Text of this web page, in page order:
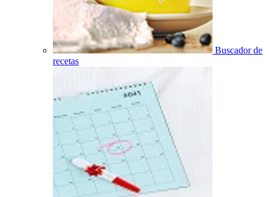
Buscador de
recetas